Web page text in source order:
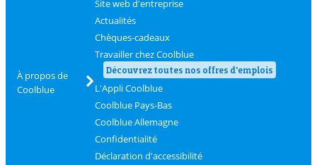
À propos de
Coolblue
Site web d'entreprise
Actualités
Chèques-cadeaux
Travailler chez Coolblue
Découvrez toutes nos offres d'emplois
L'Appli Coolblue
Coolblue Pays-Bas
Coolblue Allemagne
Confidentialité
Déclaration d'accessibilité